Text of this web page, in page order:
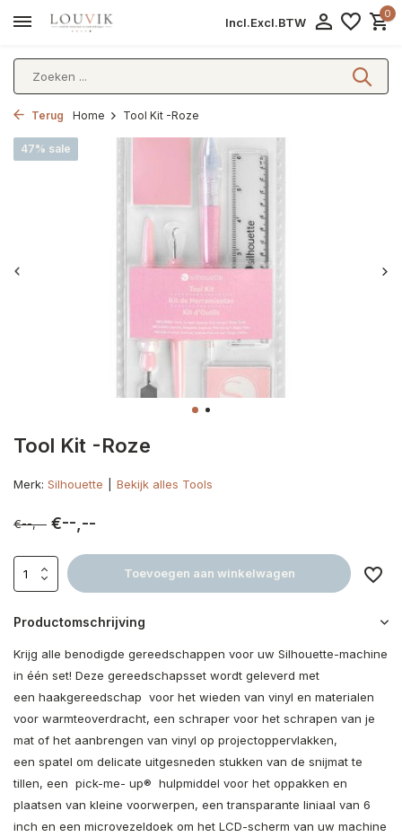
Incl.Excl.BTW
0
Terug Home Tool Kit -Roze
Tool Kit -Roze
47% sale
Merk: Silhouette Bekijk alles Tools
€--,-- €--,--
Toevoegen aan winkelwagen
Productomschrijving
Krijg alle benodigde gereedschappen voor uw Silhouette-machine
in één set! Deze gereedschapsset wordt geleverd met
een haakgereedschap voor het wieden van vinyl en materialen
voor warmteoverdracht, een schraper voor het schrapen van je
mat of het aanbrengen van vinyl op projectoppervlakken,
een spatel om delicate uitgesneden stukken van de snijmat te
tillen, een pick-me- up® hulpmiddel voor het oppakken en
plaatsen van kleine voorwerpen, een transparante liniaal van 6
inch en een microvezeldoek om het LCD-scherm van uw machine